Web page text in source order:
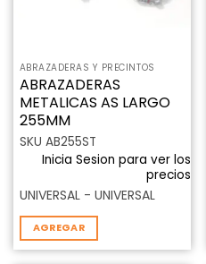
ABRAZADERAS Y PRECINTOS
ABRAZADERAS
METALICAS AS LARGO
255MM
SKU AB255ST
Inicia Sesion para ver los
precios
UNIVERSAL - UNIVERSAL
AGREGAR